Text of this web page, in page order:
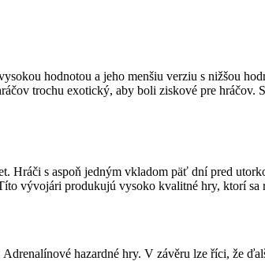
hodnotou a jeho menšiu verziu s nižšou
trochu exotický, aby boli ziskové pre hráčov.
Hráči s aspoň jedným vkladom päť dní pred
vývojári produkujú vysoko kvalitné hry, ktorí
hazardné hry. V závěru lze říci, že